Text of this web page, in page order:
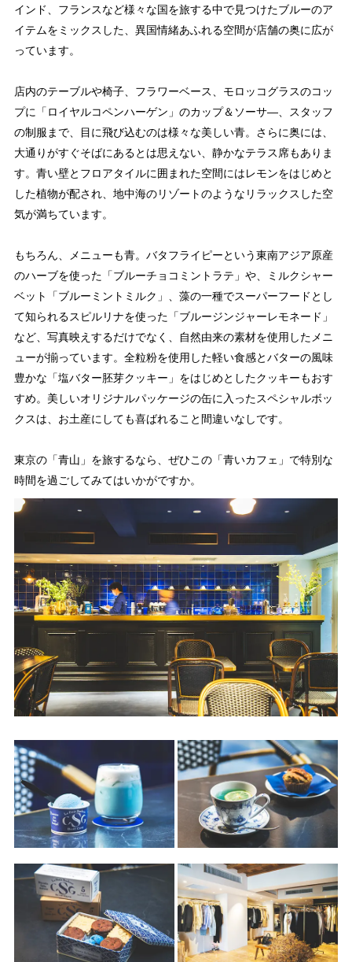
インド、フランスなど様々な国を旅する中で見つけたブルーのア
イテムをミックスした、異国情緒あふれる空間が店舗の奥に広が
っています。
店内のテーブルや椅子、フラワーベース、モロッコグラスのコッ
プに「ロイヤルコペンハーゲン」のカップ＆ソーサ―、スタッフ
の制服まで、目に飛び込むのは様々な美しい青。さらに奥には、
大通りがすぐそばにあるとは思えない、静かなテラス席もありま
す。青い壁とフロアタイルに囲まれた空間にはレモンをはじめと
した植物が配され、地中海のリゾートのようなリラックスした空
気が満ちています。
もちろん、メニューも青。バタフライピーという東南アジア原産
のハーブを使った「ブルーチョコミントラテ」や、ミルクシャー
ベット「ブルーミントミルク」、藻の一種でスーパーフードとし
て知られるスピルリナを使った「ブルージンジャーレモネード」
など、写真映えするだけでなく、自然由来の素材を使用したメニ
ューが揃っています。全粒粉を使用した軽い食感とバターの風味
豊かな「塩バター胚芽クッキー」をはじめとしたクッキーもおす
すめ。美しいオリジナルパッケージの缶に入ったスペシャルボッ
クスは、お土産にしても喜ばれること間違いなしです。
東京の「青山」を旅するなら、ぜひこの「青いカフェ」で特別な
時間を過ごしてみてはいかがですか。